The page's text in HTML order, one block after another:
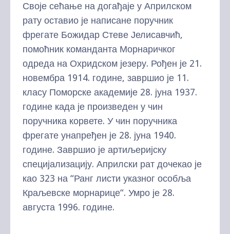
Своје сећање на догађаје у Априлском
рату оставио је написане поручник
фрегате Божидар Стеве Јелисавчић,
помоћник команданта Морнаричког
одреда на Охридском језеру. Рођен је 21.
новембра 1914. године, завршио је 11.
класу Поморске академије 28. јуна 1937.
године када је произведен у чин
поручника корвете. У чин поручника
фрегате унапређен је 28. јуна 1940.
године. Завршио је артиљеријску
специјализацију. Априлски рат дочекао је
као 323 на “Ранг листи указног особља
Краљевске морнарице“. Умро је 28.
августа 1996. године.